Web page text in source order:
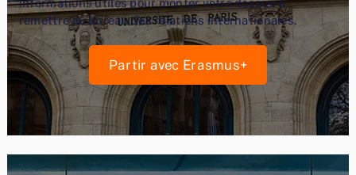
remettre au bureau des relations internationales.
Partir avec Erasmus+